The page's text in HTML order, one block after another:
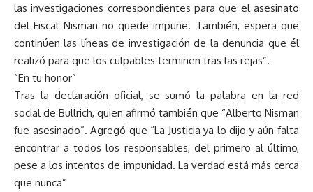
las investigaciones correspondientes para que el asesinato
del Fiscal Nisman no quede impune. También, espera que
continúen las líneas de investigación de la denuncia que él
realizó para que los culpables terminen tras las rejas”.
“En tu honor”
Tras la declaración oficial, se sumó la palabra en la red
social de Bullrich, quien afirmó también que “Alberto Nisman
fue asesinado”. Agregó que “La Justicia ya lo dijo y aún falta
encontrar a todos los responsables, del primero al último,
pese a los intentos de impunidad. La verdad está más cerca
que nunca”